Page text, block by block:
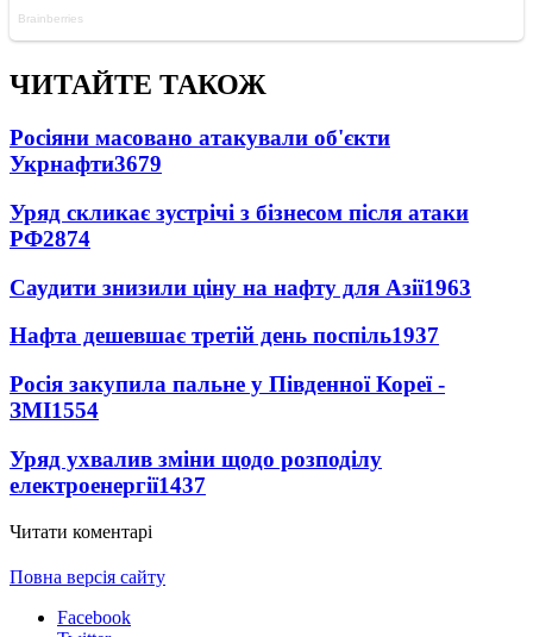
ЧИТАЙТЕ ТАКОЖ
Росіяни масовано атакували об'єкти
Укрнафти3679
Уряд скликає зустрічі з бізнесом після атаки
РФ2874
Саудити знизили ціну на нафту для Азії1963
Нафта дешевшає третій день поспіль1937
Росія закупила пальне у Південної Кореї -
ЗМІ1554
Уряд ухвалив зміни щодо розподілу
електроенергії1437
Читати коментарі
Повна версія сайту
Facebook